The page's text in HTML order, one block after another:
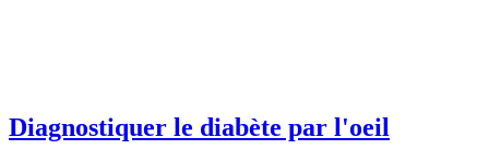
Diagnostiquer le diabète par l'oeil